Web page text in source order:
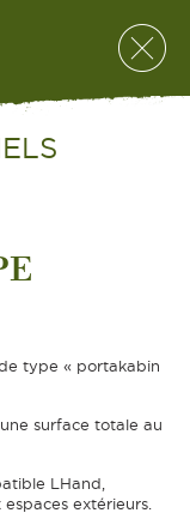
type « portakabin
surface totale au
LHand,
extérieurs.